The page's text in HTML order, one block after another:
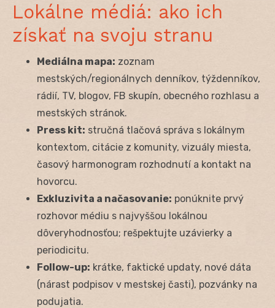
Lokálne médiá: ako ich
získať na svoju stranu
Mediálna mapa: zoznam
mestských/regionálnych denníkov, týždenníkov,
rádií, TV, blogov, FB skupín, obecného rozhlasu a
mestských stránok.
Press kit: stručná tlačová správa s lokálnym
kontextom, citácie z komunity, vizuály miesta,
časový harmonogram rozhodnutí a kontakt na
hovorcu.
Exkluzivita a načasovanie: ponúknite prvý
rozhovor médiu s najvyššou lokálnou
dôveryhodnosťou; rešpektujte uzávierky a
periodicitu.
Follow-up: krátke, faktické updaty, nové dáta
(nárast podpisov v mestskej časti), pozvánky na
podujatia.